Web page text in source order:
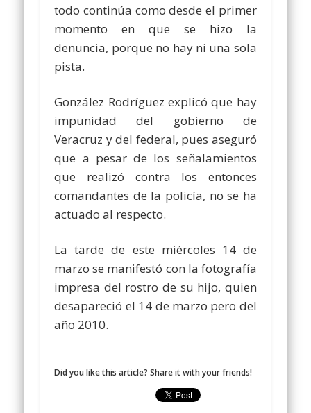
todo continúa como desde el primer
momento en que se hizo la
denuncia, porque no hay ni una sola
pista.
González Rodríguez explicó que hay
impunidad del gobierno de
Veracruz y del federal, pues aseguró
que a pesar de los señalamientos
que realizó contra los entonces
comandantes de la policía, no se ha
actuado al respecto.
La tarde de este miércoles 14 de
marzo se manifestó con la fotografía
impresa del rostro de su hijo, quien
desapareció el 14 de marzo pero del
año 2010.
Did you like this article? Share it with your friends!